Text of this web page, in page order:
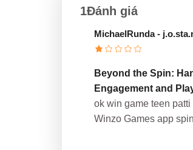
1Đánh giá
MichaelRunda-
Beyond the Spin:
Engagement and
ok win game teen
Winzo Games app